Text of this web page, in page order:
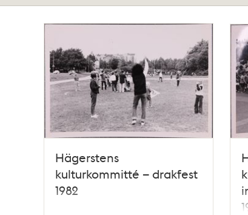
Hägerstens
kulturkommitté – drakfest
1982